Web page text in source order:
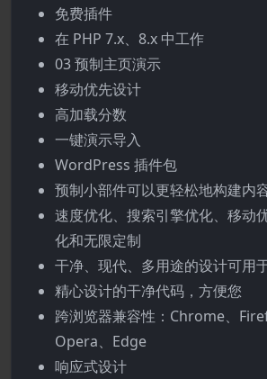
免费插件
在 PHP 7.x、8.x 中工作
03 预制主页演示
移动优先设计
高加载分数
一键演示导入
WordPress 插件包
预制小部件可以更轻松地构建内
速度优化、搜索引擎优化、移动
化和无限定制
干净、现代、多用途的设计可用
精心设计的干净代码，方便您
跨浏览器兼容性：Chrome、
Opera、Edge
响应式设计